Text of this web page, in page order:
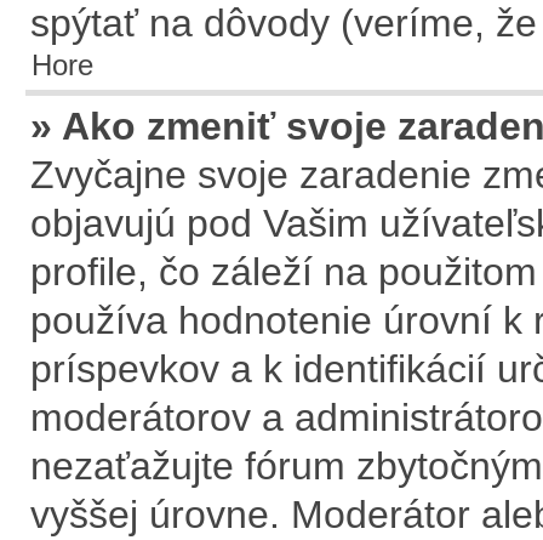
spýtať na dôvody (veríme,
Hore
» Ako zmeniť svoje
Zvyčajne svoje zaradenie
objavujú pod Vašim
profile, čo záleží na
používa hodnotenie úrovní k
príspevkov a k identifikácií
moderátorov a
nezaťažujte fórum
vyššej úrovne. Moderátor